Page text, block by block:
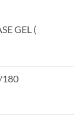
GEL (
180